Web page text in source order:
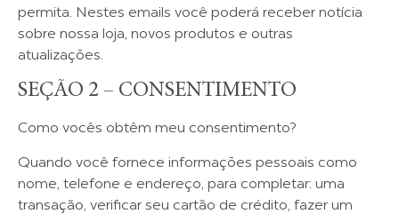
permita. Nestes emails você poderá receber notícia
sobre nossa loja, novos produtos e outras
atualizações.
SEÇÃO 2 – CONSENTIMENTO
Como vocês obtêm meu consentimento?
Quando você fornece informações pessoais como
nome, telefone e endereço, para completar: uma
transação, verificar seu cartão de crédito, fazer um